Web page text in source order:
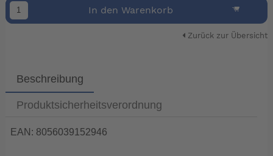
In den Warenkorb
Zurück zur Übersicht
Beschreibung
Produktsicherheitsverordnung
EAN: 8056039152946